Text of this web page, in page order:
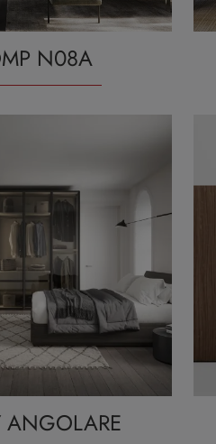
N08A
ANGOLARE